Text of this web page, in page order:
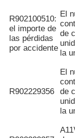
R902100510:
el importe de
las pérdidas
por accidente
El
de
la
R902229356
El
de
la